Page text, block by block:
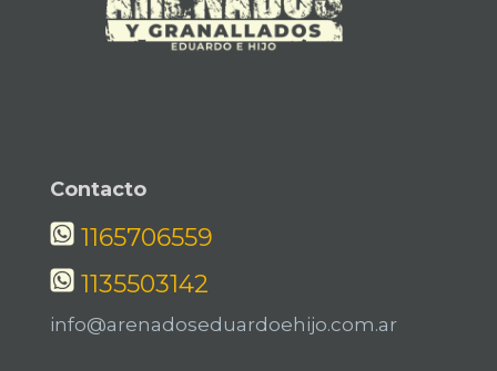
Contacto
1165706559
1135503142
info@arenadoseduardoehijo.com.ar